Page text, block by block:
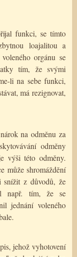
funkci, se tímto
loajalitou a
orgánu se
tím, že svými
li na sebe funkci,
má rezignovat,
na odměnu za
odměny
výši této odměny.
může shromáždění
snížit z důvodů, že
např. tím, že se
jednání voleného
jehož vyhotovení